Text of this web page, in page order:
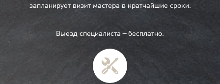
запланирует визит мастера в кратчайшие сроки.
Выезд специалиста — бесплатно.